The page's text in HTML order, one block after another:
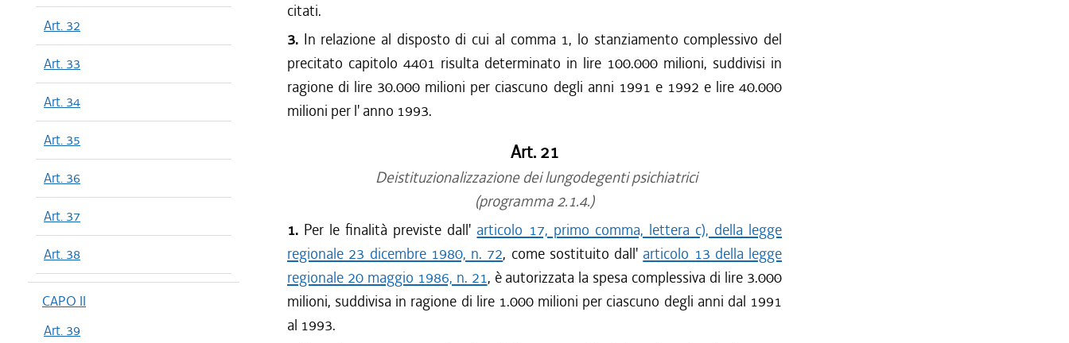
Art. 32
Art. 33
Art. 34
Art. 35
Art. 36
Art. 37
Art. 38
CAPO II
Art. 39
citati.
3. In relazione al disposto di cui al comma 1, lo stanziamento complessivo del
precitato capitolo 4401 risulta determinato in lire 100.000 milioni, suddivisi in
ragione di lire 30.000 milioni per ciascuno degli anni 1991 e 1992 e lire 40.000
milioni per l' anno 1993.
Art. 21
Deistituzionalizzazione dei lungodegenti psichiatrici
(programma 2.1.4.)
1. Per le finalità previste dall' articolo 17, primo comma, lettera c), della legge
regionale 23 dicembre 1980, n. 72, come sostituito dall' articolo 13 della legge
regionale 20 maggio 1986, n. 21, è autorizzata la spesa complessiva di lire 3.000
milioni, suddivisa in ragione di lire 1.000 milioni per ciascuno degli anni dal 1991
al 1993.